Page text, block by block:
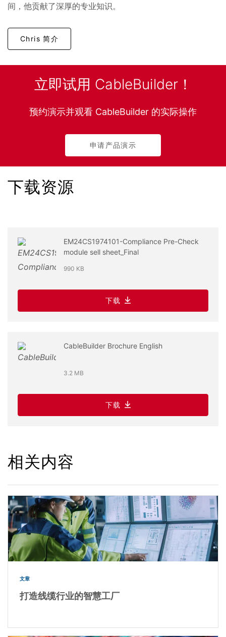
间，他贡献了深厚的专业知识。
Chris 简介
立即试用 CableBuilder！
预约演示并观看 CableBuilder 的实际操作
申请产品演示
下载资源
EM24CS1974101-Compliance Pre-Check
module sell sheet_Final
990 KB
下载
CableBuilder Brochure English
3.2 MB
下载
相关内容
文章
打造线缆行业的智慧工厂